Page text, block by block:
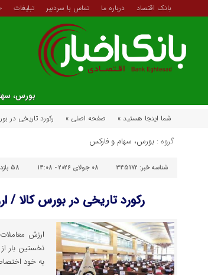
بانک اقتصاد درباره ما تماس با سردبیر تبلیغات
بورس،
شما اینجا هستید » صفحه اصلی » رکورد تاریخی در بورس
گروه : بورس، سهام و فارکس
شناسه خبر: 345172 08 جولای 2026 - 14:08 58 بازدید
رکورد تاریخی در بورس کالا / ارزش
به خود